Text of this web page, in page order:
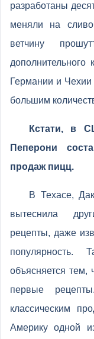
разработаны
меняли на
ветчину
Германии и Чехии
большим
Кстати, в
Пеперони
продаж пицц.
В Техасе,
вытеснила
рецепты, даже
популярность.
объясняется
первые
классическим
Америку одной